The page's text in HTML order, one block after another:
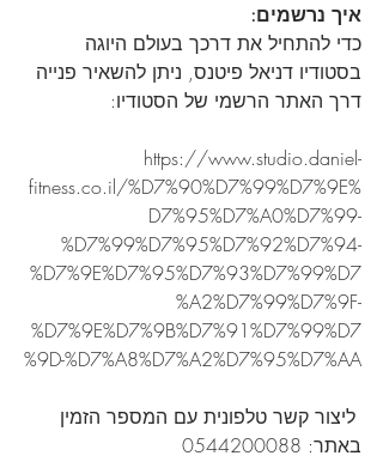
איך נרשמים:
כדי להתחיל את דרכך בעולם היוגה
בסטודיו דניאל פיטנס, ניתן להשאיר פנייה
דרך האתר הרשמי של הסטודיו:
https://www.studio.daniel-
fitness.co.il/%D7%90%D7%99%D7%9E%
D7%95%D7%A0%D7%99-
%D7%99%D7%95%D7%92%D7%94-
%D7%9E%D7%95%D7%93%D7%99%D7
%A2%D7%99%D7%9F-
%D7%9E%D7%9B%D7%91%D7%99%D7
%9D-%D7%A8%D7%A2%D7%95%D7%AA
ליצור קשר טלפונית עם המספר הזמין
באתר: 0544200088